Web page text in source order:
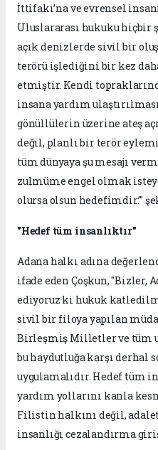
İttifakı’na ve evrensel
Uluslararası hukuku hiçbir
açık denizlerde sivil bir
terörü işlediğini bir kez
etmiştir. Kendi
insana yardım
gönüllülerin üzerine ateş
değil, planlı bir terör
tüm dünyaya şu mesajı
zulmüme engel olmak
olursa olsun hedefimdir.’"
"Hedef tüm insanlıktır"
Adana halkı adına
ifade eden Çoşkun, "Bizler,
ediyoruz ki hukuk
sivil bir filoya yapılan
Birleşmiş Milletler ve tüm
bu haydutluğa karşı derhal
uygulamalıdır. Hedef tüm
yardım yollarını kanla
Filistin halkını değil,
insanlığı cezalandırma